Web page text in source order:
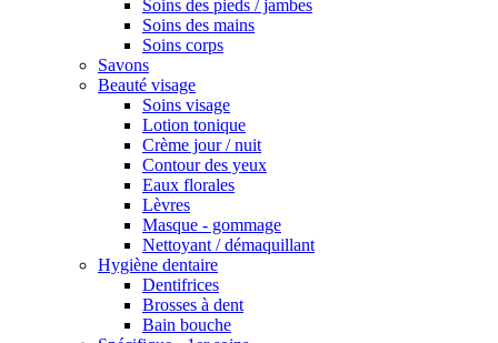
Soins des pieds / jambes
Soins des mains
Soins corps
Savons
Beauté visage
Soins visage
Lotion tonique
Crème jour / nuit
Contour des yeux
Eaux florales
Lèvres
Masque - gommage
Nettoyant / démaquillant
Hygiène dentaire
Dentifrices
Brosses à dent
Bain bouche